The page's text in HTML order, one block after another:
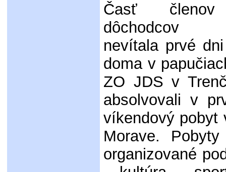
Časť členov
dôchodcov
nevítala prvé
doma v
ZO JDS v
absolvovali v
víkendový pobyt
Morave.
organizované